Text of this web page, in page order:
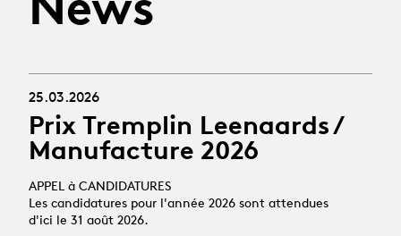
25.03.2026
Prix Tremplin Leenaards /
Manufacture 2026
APPEL à CANDIDATURES
Les candidatures pour l'année 2026 sont attendues
d'ici le 31 août 2026.